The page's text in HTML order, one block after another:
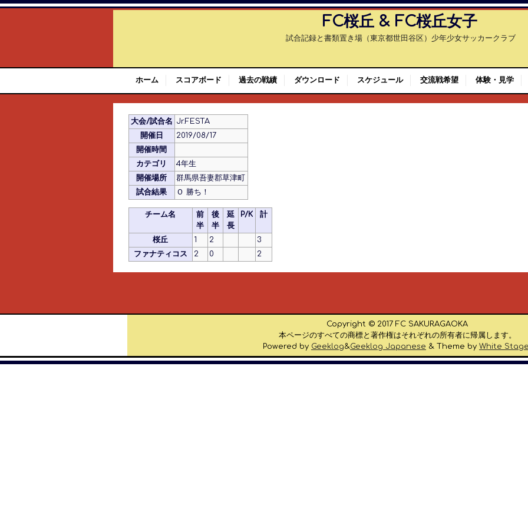
FC桜丘 & FC桜丘女子
試合記録と書類置き場（東京都世田谷区）少年少女サッカークラブ
ホーム スコアボード 過去の戦績 ダウンロード スケジュール 交流戦希望 体験・見学
大会/試合名 Jr.FESTA
開催日
2019/08/17
開催時間
カテゴリ
4年生
開催場所
群馬県吾妻郡草津町
試合結果
Ｏ 勝ち！
チーム名
前
半
後
半
延
長
P/K 計
桜丘 1 2
3
ファナティコス
2 0 2
Copyright © 2017 FC SAKURAGAOKA
本ページのすべての商標と著作権はそれぞれの所有者に帰属します。
Powered by Geeklog&Geeklog Japanese & Theme by White Stage